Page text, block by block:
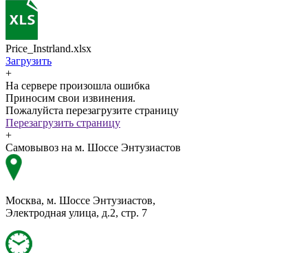
Price_Instrland.xlsx
Загрузить
+
На сервере произошла ошибка
Приносим свои извинения.
Пожалуйста перезагрузите страницу
Перезагрузить страницу
+
Самовывоз на м. Шоссе Энтузиастов
Москва, м. Шоссе Энтузиастов,
Электродная улица, д.2, стр. 7